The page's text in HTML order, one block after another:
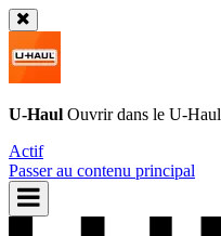
U-Haul Ouvrir dans le U-Haul
Actif
Passer au contenu principal